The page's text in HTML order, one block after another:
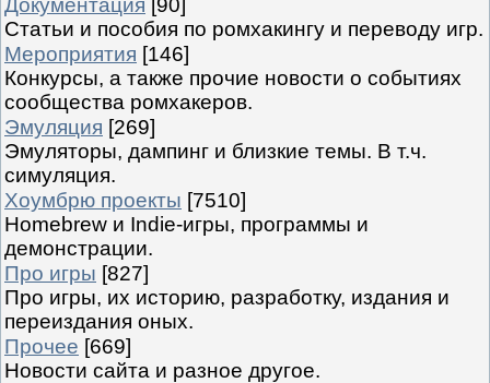
Документация [90]
Статьи и пособия по ромхакингу и переводу игр.
Мероприятия [146]
Конкурсы, а также прочие новости о событиях
сообщества ромхакеров.
Эмуляция [269]
Эмуляторы, дампинг и близкие темы. В т.ч.
симуляция.
Хоумбрю проекты [7510]
Homebrew и Indie-игры, программы и
демонстрации.
Про игры [827]
Про игры, их историю, разработку, издания и
переиздания оных.
Прочее [669]
Новости сайта и разное другое.